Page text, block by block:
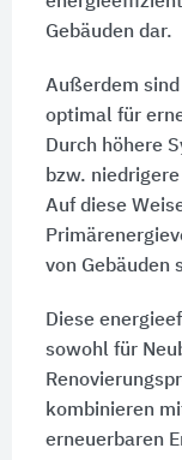
Gebäuden dar.
Außerdem
optimal für
Durch höhere
bzw.
Auf diese
von Gebäuden
Diese
sowohl für
kombinieren
erneuerbaren